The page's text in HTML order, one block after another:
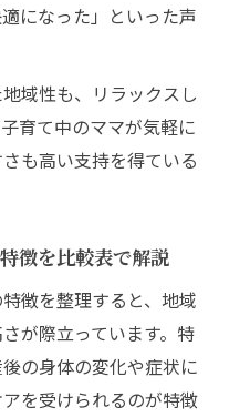
になった」といった声
域性も、リラックスし
育て中のママが気軽に
も高い支持を得ている
徴を比較表で解説
徴を整理すると、地域
が際立っています。特
の身体の変化や症状に
を受けられるのが特徴